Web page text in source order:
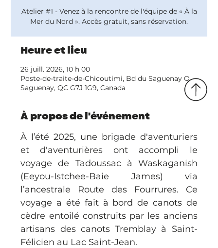
Atelier #1 - Venez à la rencontre de l'équipe de « À la
Mer du Nord ». Accès gratuit, sans réservation.
Heure et lieu
26 juill. 2026, 10 h 00
Poste-de-traite-de-Chicoutimi, Bd du Saguenay O,
Saguenay, QC G7J 1G9, Canada
À propos de l'événement
À l’été 2025, une brigade d'aventuriers
et d'aventurières ont accompli le
voyage de Tadoussac à Waskaganish
(Eeyou-Istchee-Baie James) via
l’ancestrale Route des Fourrures. Ce
voyage a été fait à bord de canots de
cèdre entoilé construits par les anciens
artisans des canots Tremblay à Saint-
Félicien au Lac Saint-Jean.